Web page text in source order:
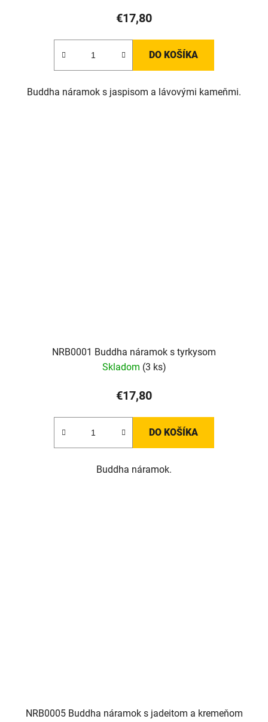
€17,80
DO KOŠÍKA
Buddha náramok s jaspisom a lávovými kameňmi.
NRB0001 Buddha náramok s tyrkysom
Skladom (3 ks)
€17,80
DO KOŠÍKA
Buddha náramok.
NRB0005 Buddha náramok s jadeitom a kremeňom